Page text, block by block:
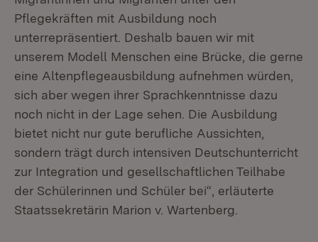
Pflegekräften mit Ausbildung noch
unterrepräsentiert. Deshalb bauen wir mit
unserem Modell Menschen eine Brücke, die gerne
eine Altenpflegeausbildung aufnehmen würden,
sich aber wegen ihrer Sprachkenntnisse dazu
noch nicht in der Lage sehen. Die Ausbildung
bietet nicht nur gute berufliche Aussichten,
sondern trägt durch intensiven Deutschunterricht
zur Integration und gesellschaftlichen Teilhabe
der Schülerinnen und Schüler bei“, erläuterte
Staatssekretärin Marion v. Wartenberg.